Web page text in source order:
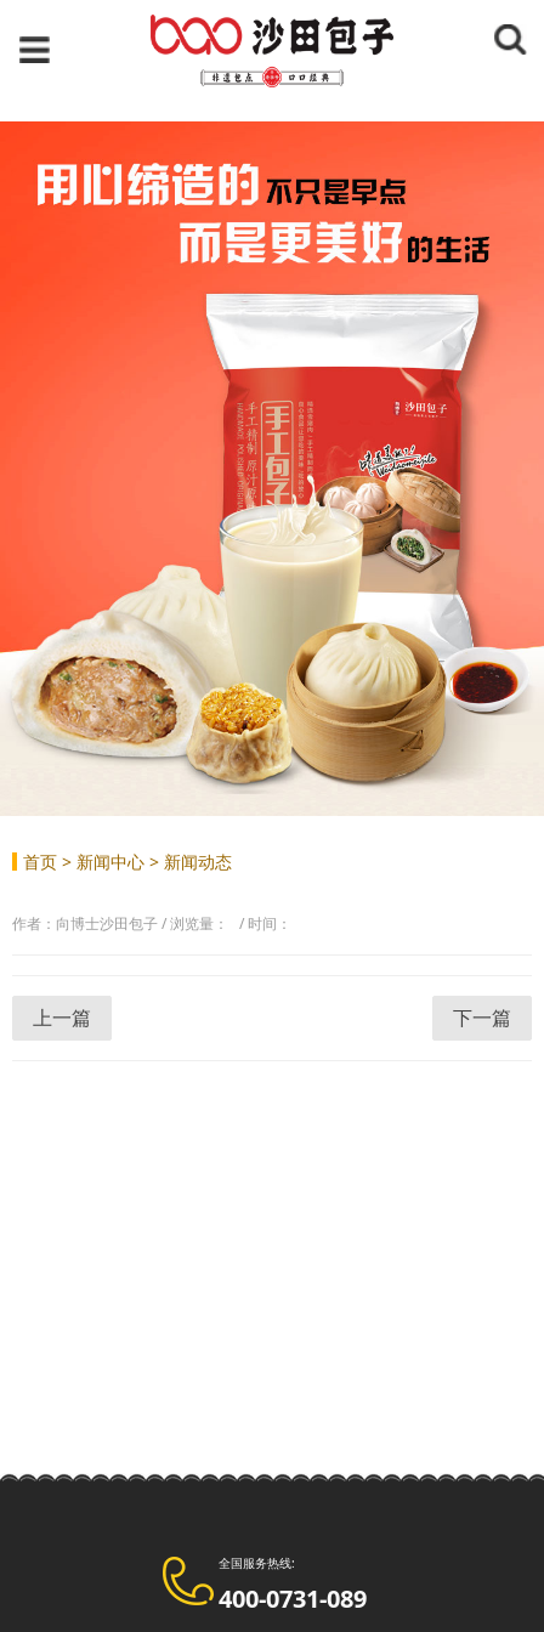
首页 > 新闻中心 > 新闻动态
作者：向博士沙田包子 / 浏览量： / 时间：
上一篇 下一篇
全国服务热线:
400-0731-089